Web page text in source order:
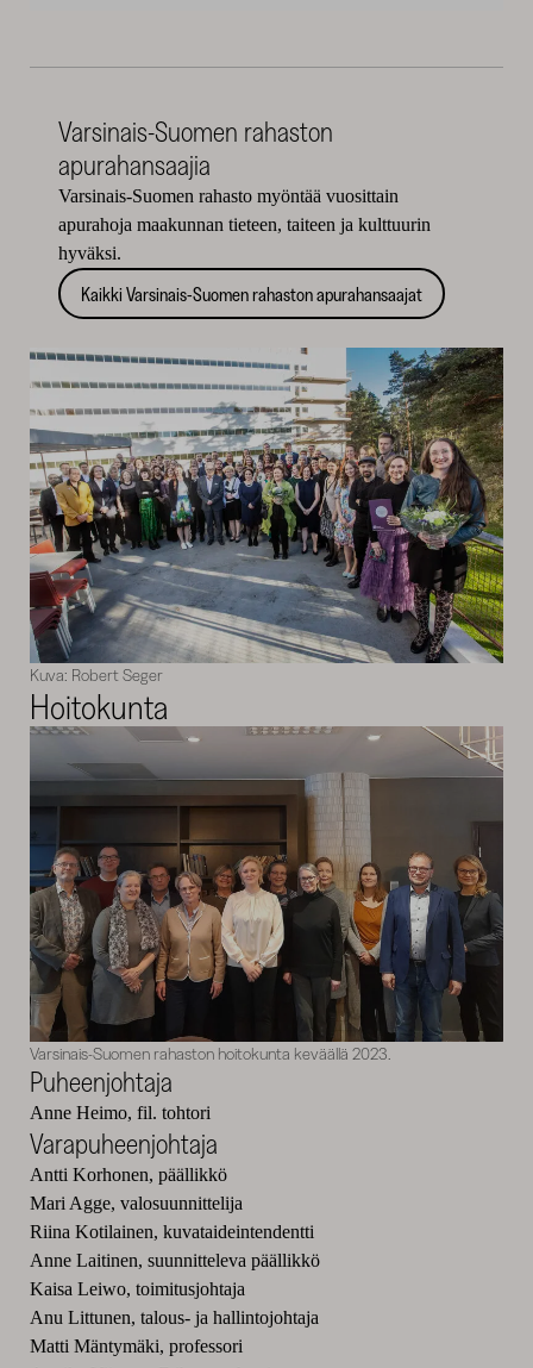
Varsinais-Suomen rahaston
apurahansaajia
Varsinais-Suomen rahasto myöntää vuosittain
apurahoja maakunnan tieteen, taiteen ja kulttuurin
hyväksi.
Kaikki Varsinais-Suomen rahaston apurahansaajat
Kuva: Robert Seger
Hoitokunta
Varsinais-Suomen rahaston hoitokunta keväällä 2023.
Puheenjohtaja
Anne Heimo, fil. tohtori
Varapuheenjohtaja
Antti Korhonen, päällikkö
Mari Agge, valosuunnittelija
Riina Kotilainen, kuvataideintendentti
Anne Laitinen, suunnitteleva päällikkö
Kaisa Leiwo, toimitusjohtaja
Anu Littunen, talous- ja hallintojohtaja
Matti Mäntymäki, professori